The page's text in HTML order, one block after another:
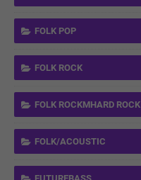
FOLK POP
FOLK ROCK
FOLK ROCKMHARD ROCK
FOLK/ACOUSTIC